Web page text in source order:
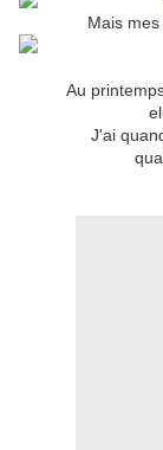
Mais
Au
J'ai